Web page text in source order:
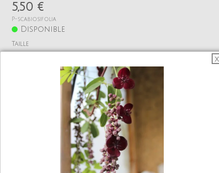
5,50 €
P-scabiosifolia
Disponible
Taille
+
Ajouter
Voir mon panier
X